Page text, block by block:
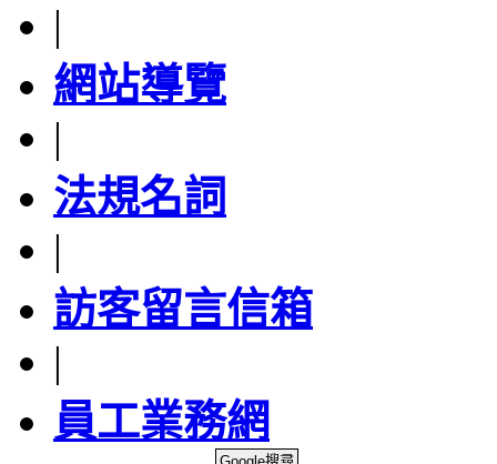
|
網站導覽
|
法規名詞
|
訪客留言信箱
|
員工業務網